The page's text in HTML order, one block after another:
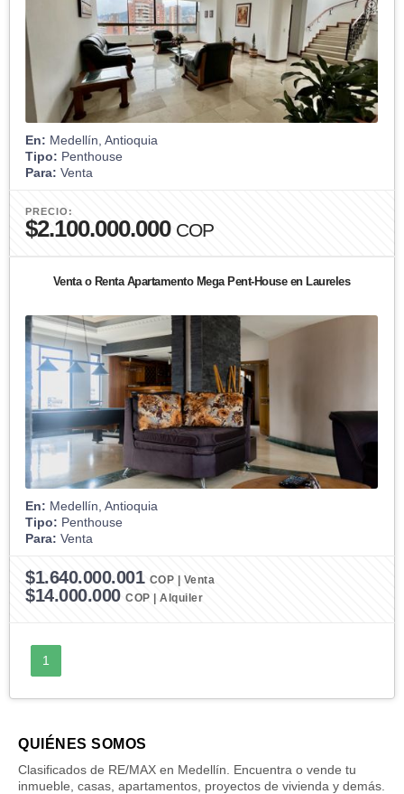
En: Medellín, Antioquia
Tipo: Penthouse
Para: Venta
PRECIO:
$2.100.000.000 COP
Venta o Renta Apartamento Mega Pent-House en Laureles
En: Medellín, Antioquia
Tipo: Penthouse
Para: Venta
$1.640.000.001 COP | Venta
$14.000.000 COP | Alquiler
1
QUIÉNES SOMOS
Clasificados de RE/MAX en Medellín. Encuentra o vende tu
inmueble, casas, apartamentos, proyectos de vivienda y demás.